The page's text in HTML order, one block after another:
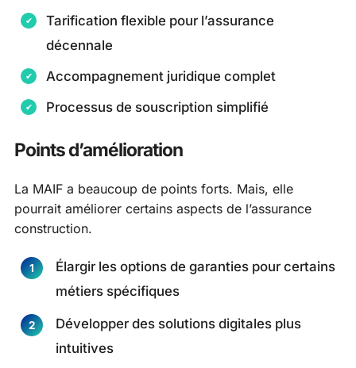
Tarification flexible pour l’assurance
décennale
Accompagnement juridique complet
Processus de souscription simplifié
Points d’amélioration
La MAIF a beaucoup de points forts. Mais, elle
pourrait améliorer certains aspects de l’assurance
construction.
Élargir les options de garanties pour certains
métiers spécifiques
Développer des solutions digitales plus
intuitives